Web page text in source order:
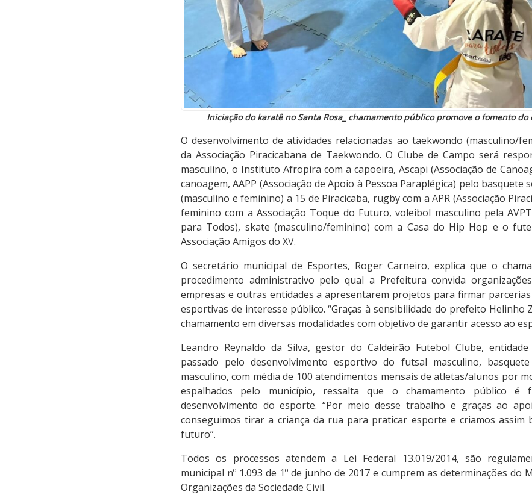
Iniciação do karatê no Santa Rosa_ chamamento público promove o fomento
O desenvolvimento de atividades relacionadas ao taekwondo (masculino/
da Associação Piracicabana de Taekwondo. O Clube de Campo será
masculino, o Instituto Afropira com a capoeira, Ascapi (Associação de
canoagem, AAPP (Associação de Apoio à Pessoa Paraplégica) pelo basquete
(masculino e feminino) a 15 de Piracicaba, rugby com a APR (Associação
feminino com a Associação Toque do Futuro, voleibol masculino pela
para Todos), skate (masculino/feminino) com a Casa do Hip Hop e o
Associação Amigos do XV.
O secretário municipal de Esportes, Roger Carneiro, explica que o
procedimento administrativo pelo qual a Prefeitura convida
empresas e outras entidades a apresentarem projetos para firmar
esportivas de interesse público. “Graças à sensibilidade do prefeito Helinho
chamamento em diversas modalidades com objetivo de garantir acesso ao
Leandro Reynaldo da Silva, gestor do Caldeirão Futebol Clube,
passado pelo desenvolvimento esportivo do futsal masculino,
masculino, com média de 100 atendimentos mensais de atletas/alunos por
espalhados pelo município, ressalta que o chamamento público é
desenvolvimento do esporte. “Por meio desse trabalho e graças ao
conseguimos tirar a criança da rua para praticar esporte e criamos assim
futuro”.
Todos os processos atendem a Lei Federal 13.019/2014, são
municipal nº 1.093 de 1º de junho de 2017 e cumprem as determinações do
Organizações da Sociedade Civil.